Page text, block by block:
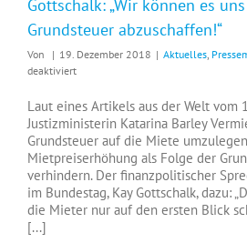
Gottschalk: „Wir können es
Grundsteuer abzuschaffen!“
Von | 19. Dezember 2018 | Aktuelles,
deaktiviertfür
„Wir
können
es
leisten
die
Grundsteuer
abzuschaffen!“
Laut eines Artikels aus der Welt vom
Justizministerin Katarina Barley
Grundsteuer auf die Miete
Mietpreiserhöhung als Folge der
verhindern. Der finanzpolitischer
im Bundestag, Kay Gottschalk, dazu:
die Mieter nur auf den ersten Blick
[...]